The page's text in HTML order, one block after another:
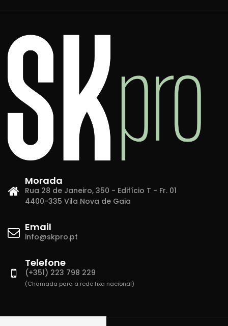
Morada
Rua 28 de Janeiro, 350 - Edifício T - Fr. 01
4400-335 Vila Nova de Gaia
Email
info@skpro.pt
Telefone
(+351) 223 798 229
(Chamada para a rede fixa nacional)